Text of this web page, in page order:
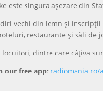
este singura așezare din
vechi din lemn și
restaurante și săli de
locuitori, dintre care câțiva
our free app: radiomania.ro/